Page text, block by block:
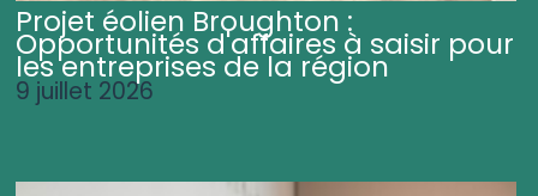
Projet éolien Broughton :
Opportunités d'affaires à saisir pour
les entreprises de la région
9 juillet 2026